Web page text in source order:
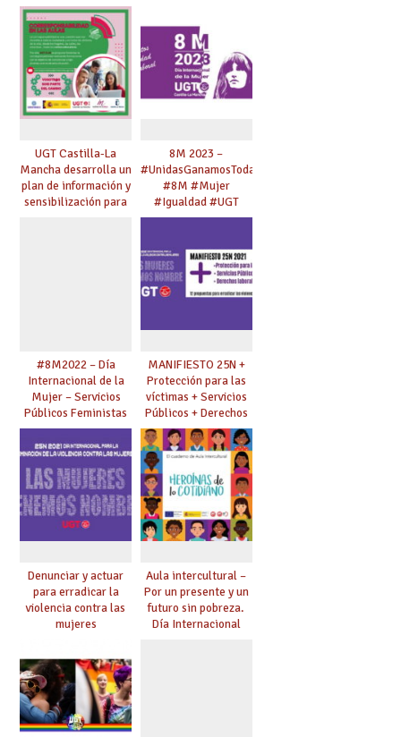
UGT Castilla-La
Mancha desarrolla un
plan de información y
sensibilización para
8M 2023 –
#UnidasGanamosTodas
#8M #Mujer
#Igualdad #UGT
#8M2022 – Día
Internacional de la
Mujer – Servicios
Públicos Feministas
para Avanzar
MANIFIESTO 25N +
Protección para las
víctimas + Servicios
Públicos + Derechos
laborales
Denunciar y actuar
para erradicar la
violencia contra las
mujeres
Aula intercultural –
Por un presente y un
futuro sin pobreza.
Día Internacional